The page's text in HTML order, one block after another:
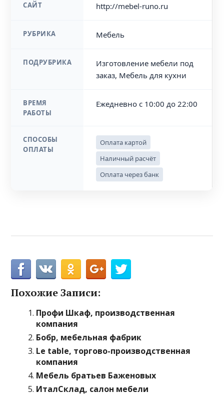
САЙТ http://mebel-runo.ru
РУБРИКА Мебель
ПОДРУБРИКА
Изготовление мебели под
заказ, Мебель для кухни
ВРЕМЯ
РАБОТЫ
Ежедневно с 10:00 до 22:00
СПОСОБЫ
ОПЛАТЫ
Оплата картой
Наличный расчёт
Оплата через банк
Похожие Записи:
Профи Шкаф, производственная
компания
Бобр, мебельная фабрик
Le table, торгово-производственная
компания
Мебель братьев Баженовых
ИталСклад, салон мебели